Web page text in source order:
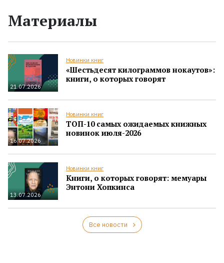
Материалы
21.07.2026
Новинки книг
«Шестьдесят килограммов нокаутов»:
книги, о которых говорят
16.07.2026
Новинки книг
ТОП-10 самых ожидаемых книжных
новинок июля-2026
13.07.2026
Новинки книг
Книги, о которых говорят: мемуары
Энтони Хопкинса
Все новости